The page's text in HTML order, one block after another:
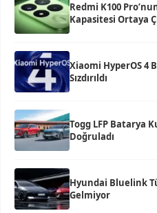
Redmi K100
Kapasitesi Ortaya
Xiaomi HyperOS 4
Sızdırıldı
Togg LFP Batarya
Doğruladı
Hyundai Bluelink
Gelmiyor